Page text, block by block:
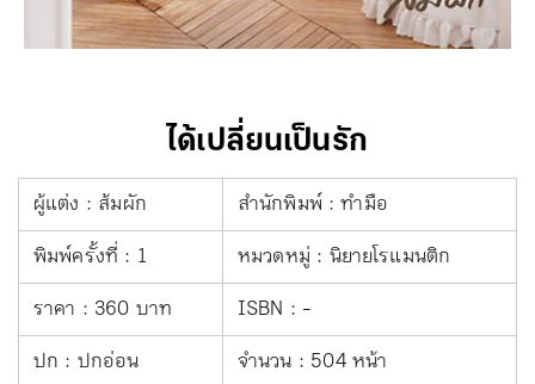
ได้เปลี่ยนเป็นรัก
ผู้แต่ง : ส้มผัก
สำนักพิมพ์ : ทำมือ
พิมพ์ครั้งที่ : 1
หมวดหมู่ : นิยายโรแมนติก
ราคา : 360 บาท
ISBN : -
ปก : ปกอ่อน
จำนวน : 504 หน้า